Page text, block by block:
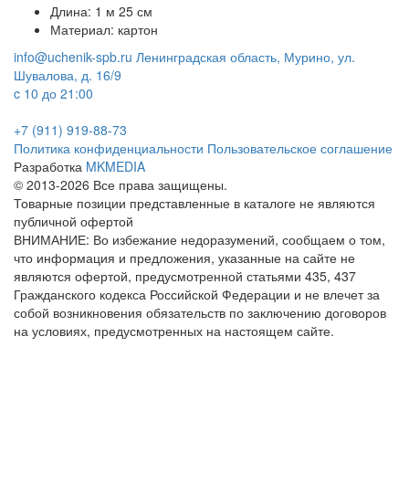
Длина: 1 м 25 см
Материал: картон
info@uchenik-spb.ru Ленинградская область, Мурино, ул.
Шувалова, д. 16/9
c 10 до 21:00
+7 (911) 919-88-73
Политика конфиденциальности Пользовательское соглашение
Разработка MKMEDIA
© 2013-2026 Все права защищены.
Товарные позиции представленные в каталоге не являются
публичной офертой
ВНИМАНИЕ: Во избежание недоразумений, сообщаем о том,
что информация и предложения, указанные на сайте не
являются офертой, предусмотренной статьями 435, 437
Гражданского кодекса Российской Федерации и не влечет за
собой возникновения обязательств по заключению договоров
на условиях, предусмотренных на настоящем сайте.